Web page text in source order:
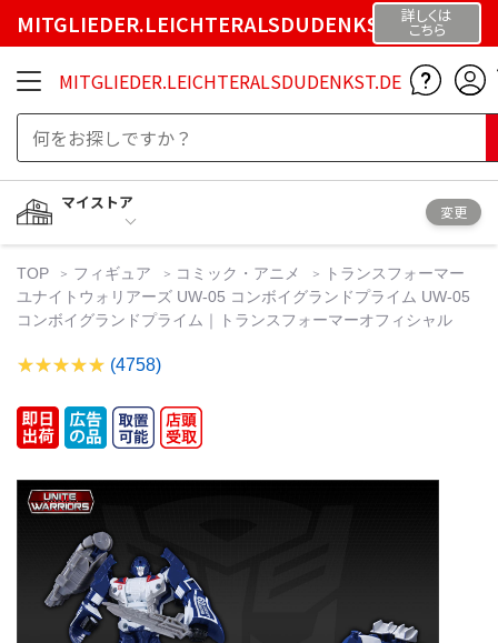
MITGLIEDER.LEICHTERALSDUDENKST.DE詳しくは
こちら
MITGLIEDER.LEICHTERALSDUDENKST.DE
マイストア
変更
TOP フィギュア コミック・アニメ
トランスフォーマー
ユナイトウォリアーズ UW-05 コンボイグランドプライム UW-05
コンボイグランドプライム｜トランスフォーマーオフィシャル
(4758)